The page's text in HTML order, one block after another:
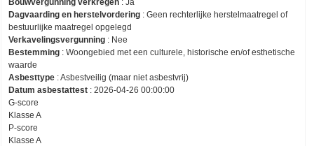
Bouwvergunning verkregen : Ja
Dagvaarding en herstelvordering : Geen rechterlijke herstelmaatregel of
bestuurlijke maatregel opgelegd
Verkavelingsvergunning : Nee
Bestemming : Woongebied met een culturele, historische en/of esthetische
waarde
Asbesttype :Asbestveilig (maar niet asbestvrij)
Datum asbestattest : 2026-04-26 00:00:00
G-score
Klasse A
P-score
Klasse A